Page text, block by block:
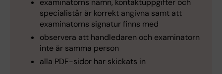
examinatorns namn, kontaktuppgifter och
specialistår är korrekt angivna samt att
examinatorns signatur finns med
observera att handledaren och examinatorn
inte är samma person
alla PDF-sidor har skickats in